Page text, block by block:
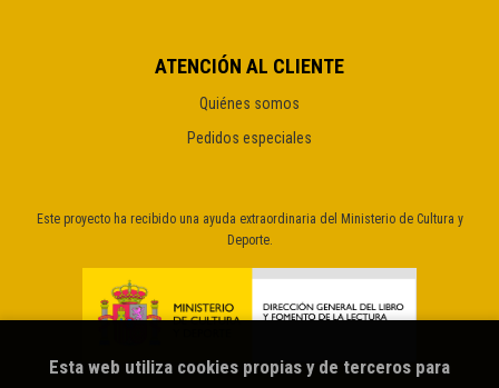
ATENCIÓN AL CLIENTE
Quiénes somos
Pedidos especiales
Este proyecto ha recibido una ayuda extraordinaria del Ministerio de Cultura y
Deporte.
Esta web utiliza cookies propias y de terceros para